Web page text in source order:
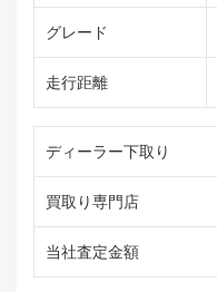
グレード
走行距離
ディーラー下取り
買取り専門店
当社査定金額